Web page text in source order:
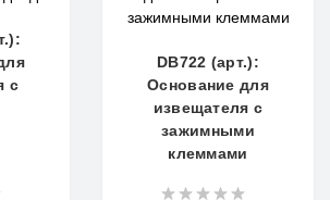
с
DB722 (арт.):
Основание для
извещателя с
зажимными
клеммами